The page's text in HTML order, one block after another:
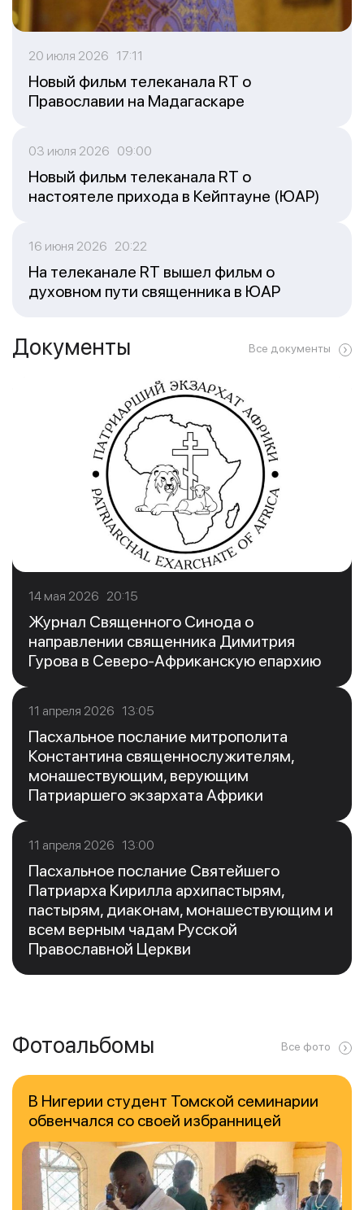
20 июля 2026 17:11
Новый фильм телеканала RT о
Православии на Мадагаскаре
03 июля 2026 09:00
Новый фильм телеканала RT о
настоятеле прихода в Кейптауне (ЮАР)
16 июня 2026 20:22
На телеканале RT вышел фильм о
духовном пути священника в ЮАР
Документы Все документы
14 мая 2026 20:15
Журнал Священного Синода о
направлении священника Димитрия
Гурова в Северо-Африканскую епархию
11 апреля 2026 13:05
Пасхальное послание митрополита
Константина священнослужителям,
монашествующим, верующим
Патриаршего экзархата Африки
11 апреля 2026 13:00
Пасхальное послание Святейшего
Патриарха Кирилла архипастырям,
пастырям, диаконам, монашествующим и
всем верным чадам Русской
Православной Церкви
Фотоальбомы Все фото
В Нигерии студент Томской семинарии
обвенчался со своей избранницей